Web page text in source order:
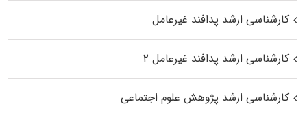
کارشناسی ارشد پدافند غیرعامل
کارشناسی ارشد پدافند غیرعامل ۲
کارشناسی ارشد پژوهش علوم اجتماعی